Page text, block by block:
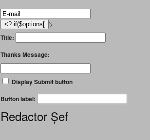
'>
Title:
Thanks Message:
Display Submit button
Button label:
Redactor Șef